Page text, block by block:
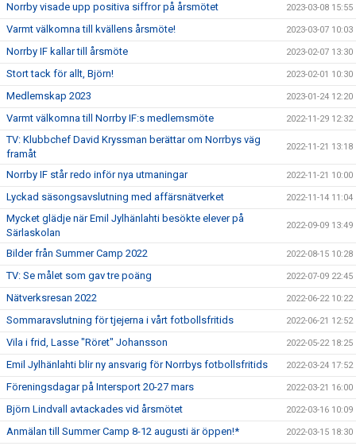
Norrby visade upp positiva siffror på årsmötet 2023-03-08 15:55
Varmt välkomna till kvällens årsmöte! 2023-03-07 10:03
Norrby IF kallar till årsmöte 2023-02-07 13:30
Stort tack för allt, Björn! 2023-02-01 10:30
Medlemskap 2023 2023-01-24 12:20
Varmt välkomna till Norrby IF:s medlemsmöte 2022-11-29 12:32
TV: Klubbchef David Kryssman berättar om Norrbys väg
framåt
2022-11-21 13:18
Norrby IF står redo inför nya utmaningar 2022-11-21 10:00
Lyckad säsongsavslutning med affärsnätverket 2022-11-14 11:04
Mycket glädje när Emil Jylhänlahti besökte elever på
Särlaskolan
2022-09-09 13:49
Bilder från Summer Camp 2022 2022-08-15 10:28
TV: Se målet som gav tre poäng 2022-07-09 22:45
Nätverksresan 2022 2022-06-22 10:22
Sommaravslutning för tjejerna i vårt fotbollsfritids 2022-06-21 12:52
Vila i frid, Lasse "Röret" Johansson 2022-05-22 18:25
Emil Jylhänlahti blir ny ansvarig för Norrbys fotbollsfritids 2022-03-24 17:52
Föreningsdagar på Intersport 20-27 mars 2022-03-21 16:00
Björn Lindvall avtackades vid årsmötet 2022-03-16 10:09
Anmälan till Summer Camp 8-12 augusti är öppen!* 2022-03-15 18:30